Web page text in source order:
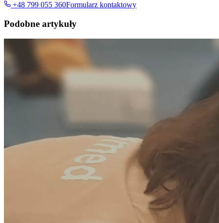
+48 799 055 360Formularz kontaktowy
Podobne artykuły